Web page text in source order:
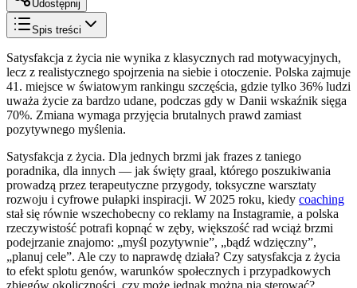
Udostępnij
Spis treści
Satysfakcja z życia nie wynika z klasycznych rad motywacyjnych,
lecz z realistycznego spojrzenia na siebie i otoczenie. Polska zajmuje
41. miejsce w światowym rankingu szczęścia, gdzie tylko 36% ludzi
uważa życie za bardzo udane, podczas gdy w Danii wskaźnik sięga
70%. Zmiana wymaga przyjęcia brutalnych prawd zamiast
pozytywnego myślenia.
Satysfakcja z życia. Dla jednych brzmi jak frazes z taniego
poradnika, dla innych — jak święty graal, którego poszukiwania
prowadzą przez terapeutyczne przygody, toksyczne warsztaty
rozwoju i cyfrowe pułapki inspiracji. W 2025 roku, kiedy coaching
stał się równie wszechobecny co reklamy na Instagramie, a polska
rzeczywistość potrafi kopnąć w zęby, większość rad wciąż brzmi
podejrzanie znajomo: „myśl pozytywnie”, „bądź wdzięczny”,
„planuj cele”. Ale czy to naprawdę działa? Czy satysfakcja z życia
to efekt splotu genów, warunków społecznych i przypadkowych
zbiegów okoliczności, czy może jednak można nią sterować?